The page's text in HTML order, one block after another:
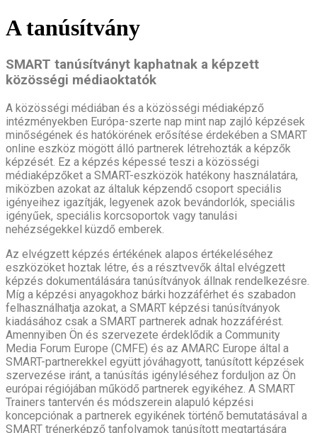
A tanúsítvány
SMART tanúsítványt kaphatnak a képzett
közösségi médiaoktatók
A közösségi médiában és a közösségi médiaképző
intézményekben Európa-szerte nap mint nap zajló képzések
minőségének és hatókörének erősítése érdekében a SMART
online eszköz mögött álló partnerek létrehozták a képzők
képzését. Ez a képzés képessé teszi a közösségi
médiaképzőket a SMART-eszközök hatékony használatára,
miközben azokat az általuk képzendő csoport speciális
igényeihez igazítják, legyenek azok bevándorlók, speciális
igényűek, speciális korcsoportok vagy tanulási
nehézségekkel küzdő emberek.
Az elvégzett képzés értékének alapos értékeléséhez
eszközöket hoztak létre, és a résztvevők által elvégzett
képzés dokumentálására tanúsítványok állnak rendelkezésre.
Míg a képzési anyagokhoz bárki hozzáférhet és szabadon
felhasználhatja azokat, a SMART képzési tanúsítványok
kiadásához csak a SMART partnerek adnak hozzáférést.
Amennyiben Ön és szervezete érdeklődik a Community
Media Forum Europe (CMFE) és az AMARC Europe által a
SMART-partnerekkel együtt jóváhagyott, tanúsított képzések
szervezése iránt, a tanúsítás igényléséhez forduljon az Ön
európai régiójában működő partnerek egyikéhez. A SMART
Trainers tantervén és módszerein alapuló képzési
koncepciónak a partnerek egyikének történő bemutatásával a
SMART trénerképző tanfolyamok tanúsított megtartására